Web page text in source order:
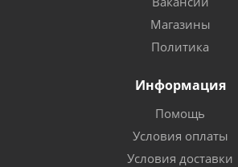
Магазины
Политика
Информация
Помощь
Условия оплаты
Условия доставки